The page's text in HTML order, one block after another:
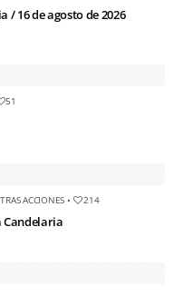
16 de agosto de 2026
51
ACCIONES • 214
Candelaria